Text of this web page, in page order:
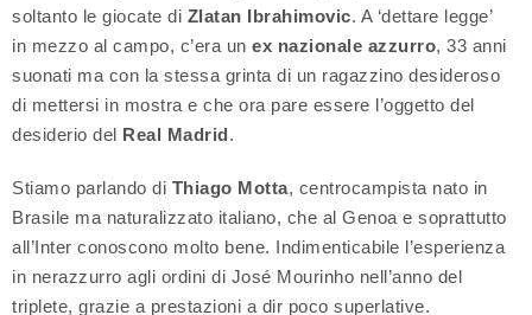
soltanto le giocate di Zlatan Ibrahimovic. A ‘dettare legge’
in mezzo al campo, c’era un ex nazionale azzurro, 33 anni
suonati ma con la stessa grinta di un ragazzino desideroso
di mettersi in mostra e che ora pare essere l’oggetto del
desiderio del Real Madrid.
Stiamo parlando di Thiago Motta, centrocampista nato in
Brasile ma naturalizzato italiano, che al Genoa e soprattutto
all’Inter conoscono molto bene. Indimenticabile l’esperienza
in nerazzurro agli ordini di José Mourinho nell’anno del
triplete, grazie a prestazioni a dir poco superlative.